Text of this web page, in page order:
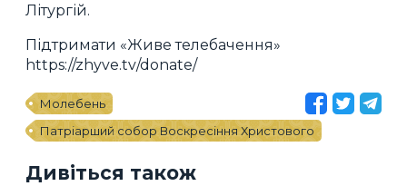
Літургій.
Підтримати «Живе телебачення»
https://zhyve.tv/donate/
Молебень
Патріарший собор Воскресіння Христового
Дивіться також